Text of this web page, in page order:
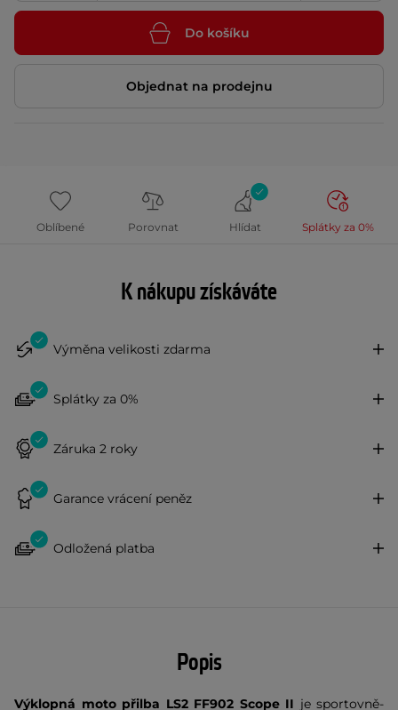
Do košíku
Objednat na prodejnu
Oblíbené Porovnat Hlídat Splátky za 0%
K nákupu získáváte
Výměna velikosti zdarma
Splátky za 0%
Záruka 2 roky
Garance vrácení peněz
Odložená platba
Popis
Výklopná moto přilba LS2 FF902 Scope II je sportovně-